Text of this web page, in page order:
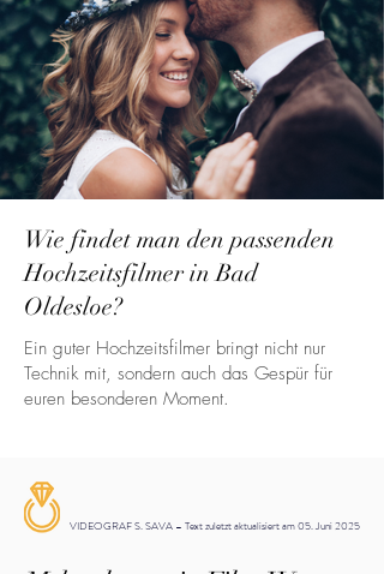
Wie findet man den passenden
Hochzeitsfilmer in Bad
Oldesloe?
Ein guter Hochzeitsfilmer bringt nicht nur
Technik mit, sondern auch das Gespür für
euren besonderen Moment.
VIDEOGRAF S. SAVA – Text zuletzt aktualisiert am 05. Juni 2025